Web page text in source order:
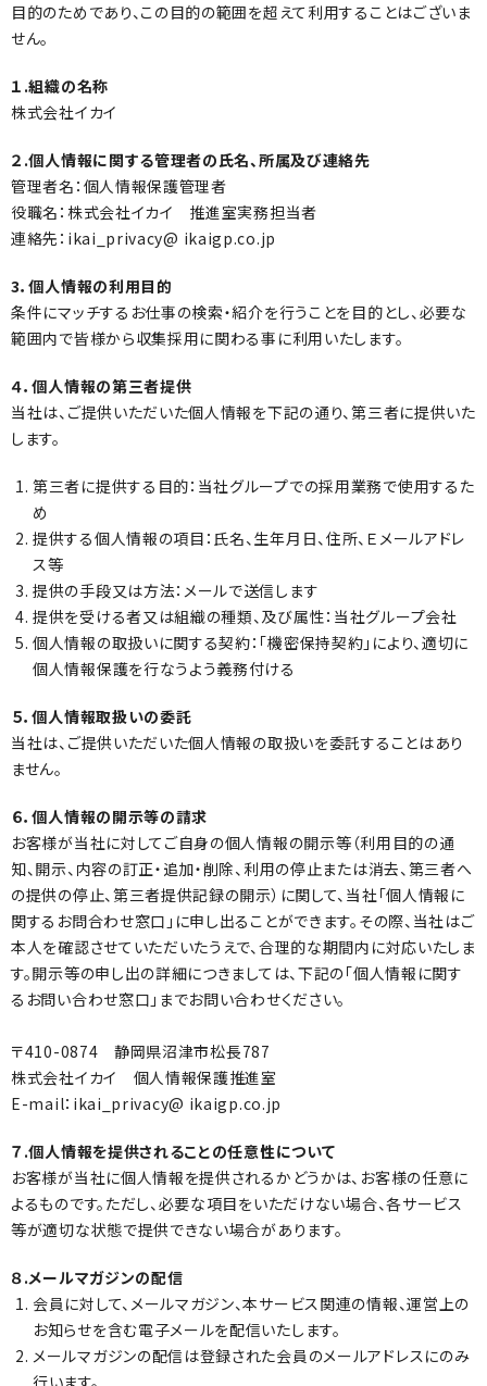
目的のためであり、この目的の範囲を超えて利用することはございま
せん。
１.組織の名称
株式会社イカイ
２.個人情報に関する管理者の氏名、所属及び連絡先
管理者名：個人情報保護管理者
役職名：株式会社イカイ 推進室実務担当者
連絡先：ikai_privacy@ ikaigp.co.jp
3．個人情報の利用目的
条件にマッチするお仕事の検索・紹介を行うことを目的とし、必要な
範囲内で皆様から収集採用に関わる事に利用いたします。
４．個人情報の第三者提供
当社は、ご提供いただいた個人情報を下記の通り、第三者に提供いた
します。
第三者に提供する目的：当社グループでの採用業務で使用するた
め
提供する個人情報の項目：氏名、生年月日、住所、Ｅメールアドレ
ス等
提供の手段又は方法：メールで送信します
提供を受ける者又は組織の種類、及び属性：当社グループ会社
個人情報の取扱いに関する契約：「機密保持契約」により、適切に
個人情報保護を行なうよう義務付ける
５．個人情報取扱いの委託
当社は、ご提供いただいた個人情報の取扱いを委託することはあり
ません。
６．個人情報の開示等の請求
お客様が当社に対してご自身の個人情報の開示等（利用目的の通
知、開示、内容の訂正・追加・削除、利用の停止または消去、第三者へ
の提供の停止、第三者提供記録の開示）に関して、当社「個人情報に
関するお問合わせ窓口」に申し出ることができます。その際、当社はご
本人を確認させていただいたうえで、合理的な期間内に対応いたしま
す。開示等の申し出の詳細につきましては、下記の「個人情報に関す
るお問い合わせ窓口」までお問い合わせください。
〒410-0874 静岡県沼津市松長787
株式会社イカイ 個人情報保護推進室
E-mail：ikai_privacy@ ikaigp.co.jp
７.個人情報を提供されることの任意性について
お客様が当社に個人情報を提供されるかどうかは、お客様の任意に
よるものです。ただし、必要な項目をいただけない場合、各サービス
等が適切な状態で提供できない場合があります。
８.メールマガジンの配信
会員に対して、メールマガジン、本サービス関連の情報、運営上の
お知らせを含む電子メールを配信いたします。
メールマガジンの配信は登録された会員のメールアドレスにのみ
行います。